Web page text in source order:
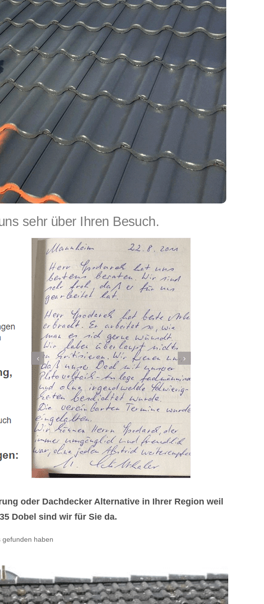
sehr über Ihren Besuch.
oder Dachdecker Alternative in Ihrer Region weil
Dobel sind wir für Sie da.
gefunden haben